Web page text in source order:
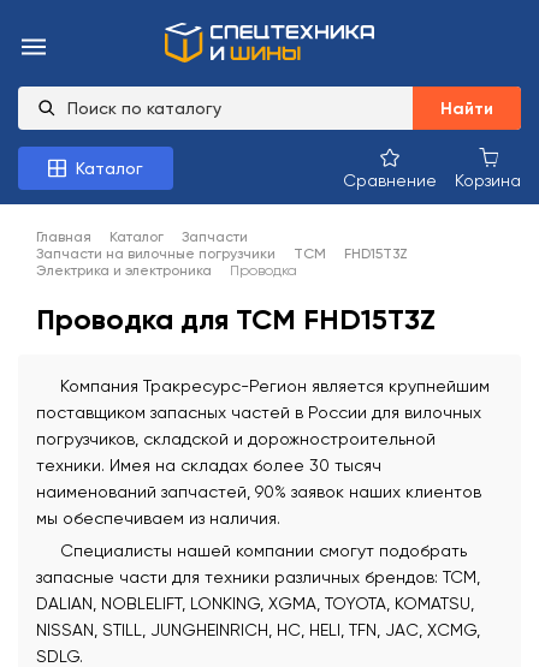
Найти
Каталог
Сравнение Корзина
Главная Каталог
Запчасти
Запчасти на вилочные погрузчики
TCM
FHD15T3Z
Электрика и электроника
Проводка
Проводка для TCM FHD15T3Z
Компания Тракресурс-Регион является крупнейшим
поставщиком запасных частей в России для вилочных
погрузчиков, складской и дорожностроительной
техники. Имея на складах более 30 тысяч
наименований запчастей, 90% заявок наших клиентов
мы обеспечиваем из наличия.
Специалисты нашей компании смогут подобрать
запасные части для техники различных брендов: TCM,
DALIAN, NOBLELIFT, LONKING, XGMA, TOYOTA, KOMATSU,
NISSAN, STILL, JUNGHEINRICH, HC, HELI, TFN, JAC, XCMG,
SDLG.